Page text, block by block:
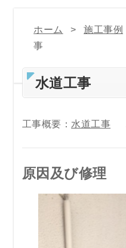
ホーム 施工事例
事
水道工事
工事概要： 水道工事
原因及び修理